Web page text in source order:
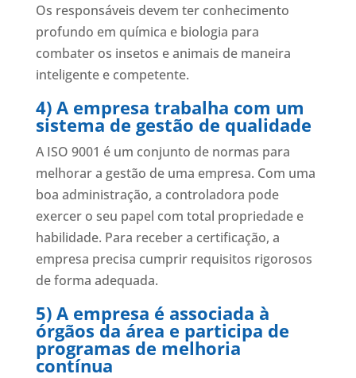
Os responsáveis devem ter conhecimento
profundo em química e biologia para
combater os insetos e animais de maneira
inteligente e competente.
4) A empresa trabalha com um
sistema de gestão de qualidade
A ISO 9001 é um conjunto de normas para
melhorar a gestão de uma empresa. Com uma
boa administração, a controladora pode
exercer o seu papel com total propriedade e
habilidade. Para receber a certificação, a
empresa precisa cumprir requisitos rigorosos
de forma adequada.
5) A empresa é associada à
órgãos da área e participa de
programas de melhoria
contínua